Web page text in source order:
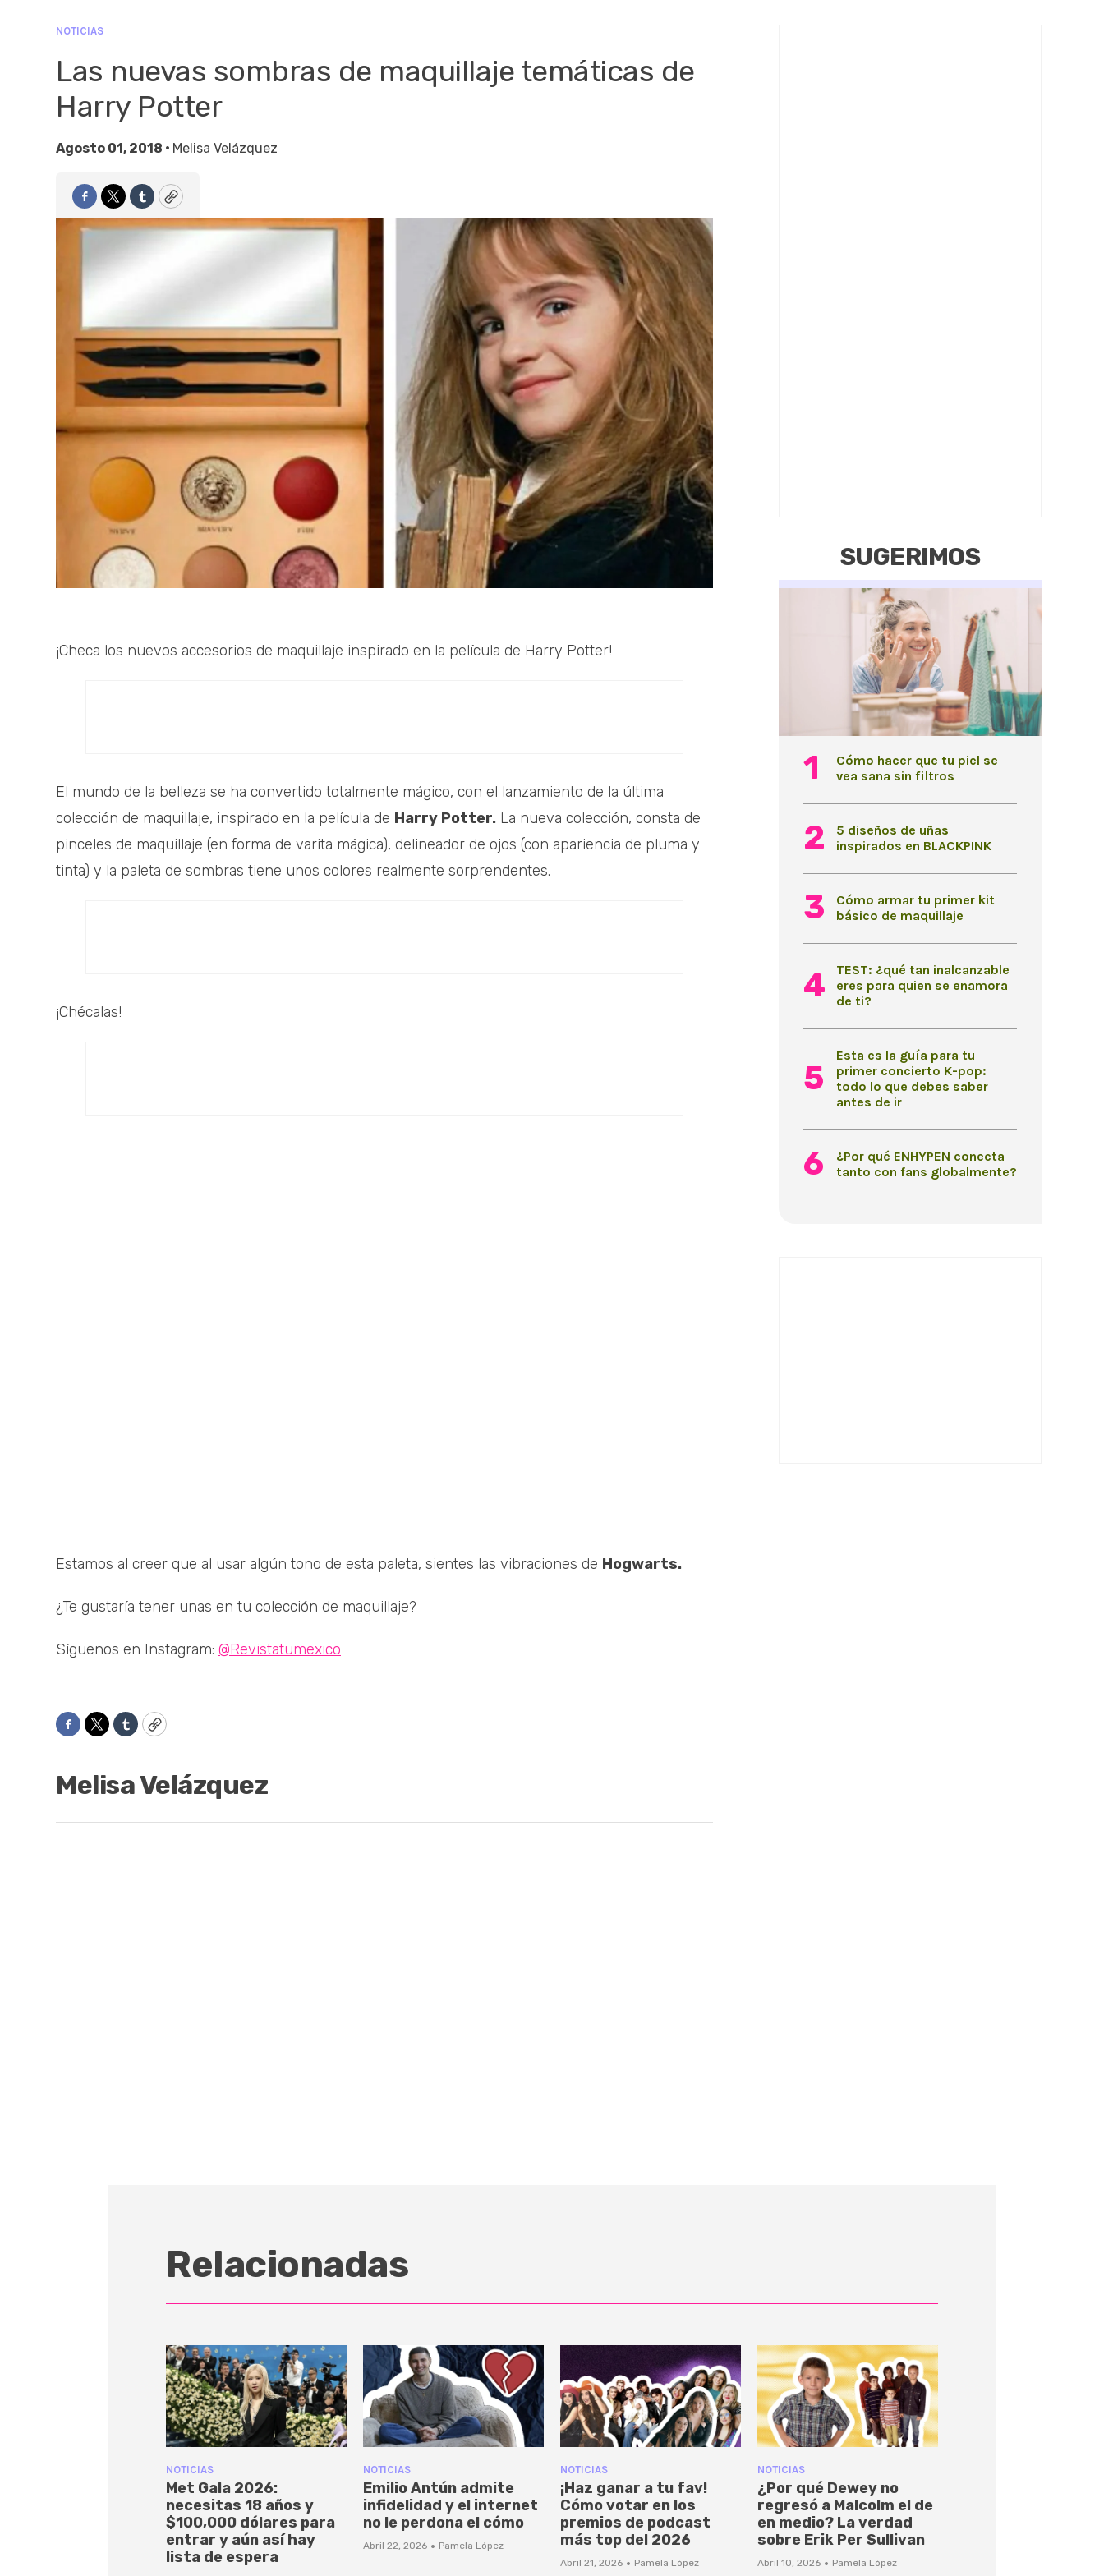
NOTICIAS
Las nuevas sombras de maquillaje temáticas de
Harry Potter
Agosto 01, 2018 • Melisa Velázquez
Facebook
TwitterTumblrCopy
¡Checa los nuevos accesorios de maquillaje inspirado en la película de Harry Potter!
El mundo de la belleza se ha convertido totalmente mágico, con el lanzamiento de la última
colección de maquillaje, inspirado en la película de Harry Potter. La nueva colección, consta de
pinceles de maquillaje (en forma de varita mágica), delineador de ojos (con apariencia de pluma y
tinta) y la paleta de sombras tiene unos colores realmente sorprendentes.
¡Chécalas!
Estamos al creer que al usar algún tono de esta paleta, sientes las vibraciones de Hogwarts.
¿Te gustaría tener unas en tu colección de maquillaje?
Síguenos en Instagram: @Revistatumexico
Facebook
TwitterTumblrCopy
Melisa Velázquez
SUGERIMOS
Cómo hacer que tu piel se
vea sana sin filtros
5 diseños de uñas
inspirados en BLACKPINK
Cómo armar tu primer kit
básico de maquillaje
TEST: ¿qué tan inalcanzable
eres para quien se enamora
de ti?
Esta es la guía para tu
primer concierto K-pop:
todo lo que debes saber
antes de ir
¿Por qué ENHYPEN conecta
tanto con fans globalmente?
Relacionadas
NOTICIAS
Met Gala 2026:
necesitas 18 años y
$100,000 dólares para
entrar y aún así hay
lista de espera
NOTICIAS
Emilio Antún admite
infidelidad y el internet
no le perdona el cómo
Abril 22, 2026 · Pamela López
NOTICIAS
¡Haz ganar a tu fav!
Cómo votar en los
premios de podcast
más top del 2026
Abril 21, 2026 · Pamela López
NOTICIAS
¿Por qué Dewey no
regresó a Malcolm el de
en medio? La verdad
sobre Erik Per Sullivan
Abril 10, 2026 · Pamela López